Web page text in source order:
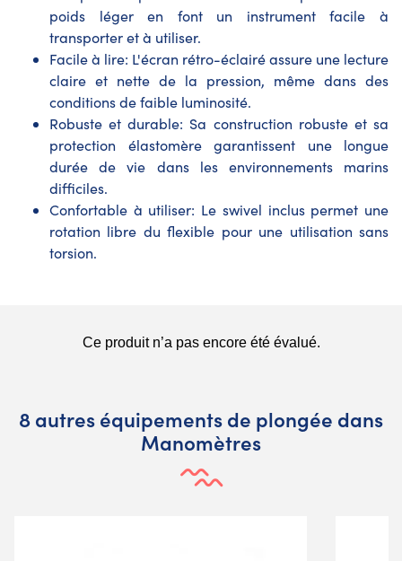
poids léger en font un instrument facile à
transporter et à utiliser.
Facile à lire: L'écran rétro-éclairé assure une lecture
claire et nette de la pression, même dans des
conditions de faible luminosité.
Robuste et durable: Sa construction robuste et sa
protection élastomère garantissent une longue
durée de vie dans les environnements marins
difficiles.
Confortable à utiliser: Le swivel inclus permet une
rotation libre du flexible pour une utilisation sans
torsion.
8 autres équipements de plongée dans
Manomètres